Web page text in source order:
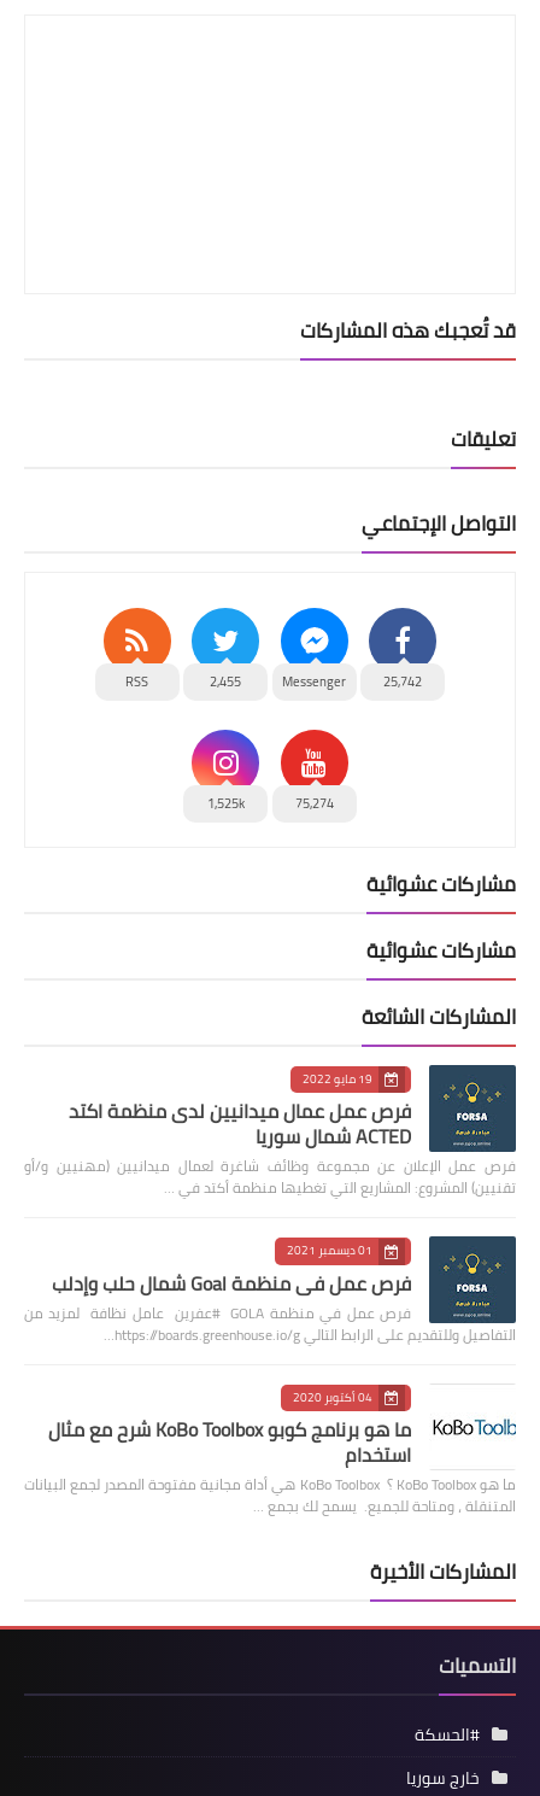
قد تُعجبك هذه المشاركات
تعليقات
التواصل الإجتماعي
25,742
Messenger
2,455
RSS
75,274
1,525k
مشاركات عشوائية
مشاركات عشوائية
المشاركات الشائعة
19 مايو 2022
فرص عمل عمال ميدانيين لدى منظمة اكتد
ACTED شمال سوريا
فرص عمل الإعلان عن مجموعة وظائف شاغرة لعمال ميدانيين (مهنيين و/أو
تقنيين) المشروع: المشاريع التي تغطيها منظمة أكتد في …
01 ديسمبر 2021
فرص عمل في منظمة Goal شمال حلب وإدلب
فرص عمل في منظمة GOLA #عفرين عامل نظافة لمزيد من
التفاصيل وللتقديم على الرابط التالي https://boards.greenhouse.io/g…
04 أكتوبر 2020
ما هو برنامج كوبو KoBo Toolbox شرح مع مثال
استخدام
ما هو KoBo Toolbox ؟ KoBo Toolbox هي أداة مجانية مفتوحة المصدر لجمع البيانات
المتنقلة ، ومتاحة للجميع. يسمح لك بجمع …
المشاركات الأخيرة
التسميات
#الحسكة
خارج سوريا